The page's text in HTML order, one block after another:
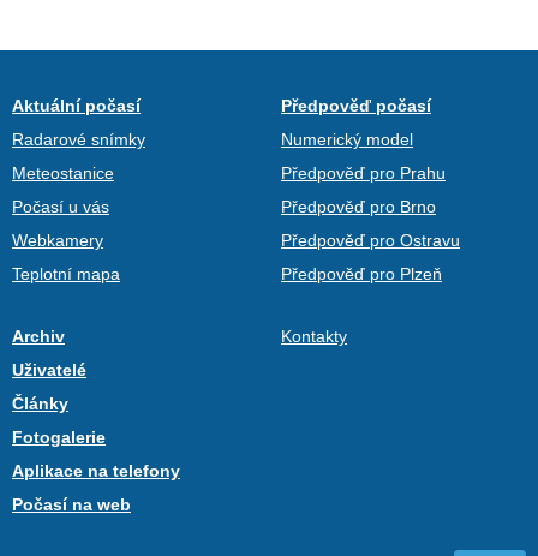
Aktuální počasí
Radarové snímky
Meteostanice
Počasí u vás
Webkamery
Teplotní mapa
Předpověď počasí
Numerický model
Předpověď pro Prahu
Předpověď pro Brno
Předpověď pro Ostravu
Předpověď pro Plzeň
Archiv
Uživatelé
Články
Fotogalerie
Aplikace na telefony
Počasí na web
Kontakty